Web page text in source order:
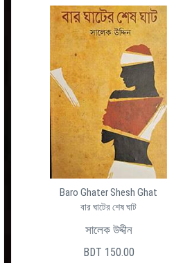
Baro Ghater Shesh Ghat
বার ঘাটের শেষ ঘাট
সালেক উদ্দীন
BDT 150.00